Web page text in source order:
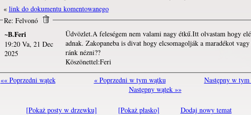
« link do dokumentu komentowanego
Re: Felvonó
~B.Feri
19:20 Va, 21 Dec
2025
Üdvözlet.A feleségem nem valami nagy étkű.Itt olvastam hogy
adnak. Zakopaneba is divat hogy elcsomagolják a maradékot
ránk nézni??
Köszönettel:Feri
«« Poprzedni wątek
« Poprzedni w tym wątku
Następny w
Następny wątek »»
[Pokaż posty w drzewku] [Pokaż płasko] Dodaj nowy temat